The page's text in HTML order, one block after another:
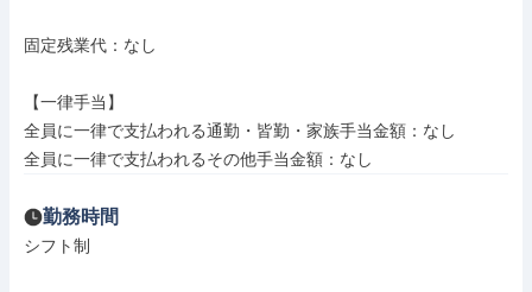
固定残業代：なし
【一律手当】
全員に一律で支払われる通勤・皆勤・家族手当金額：なし
全員に一律で支払われるその他手当金額：なし
勤務時間
シフト制